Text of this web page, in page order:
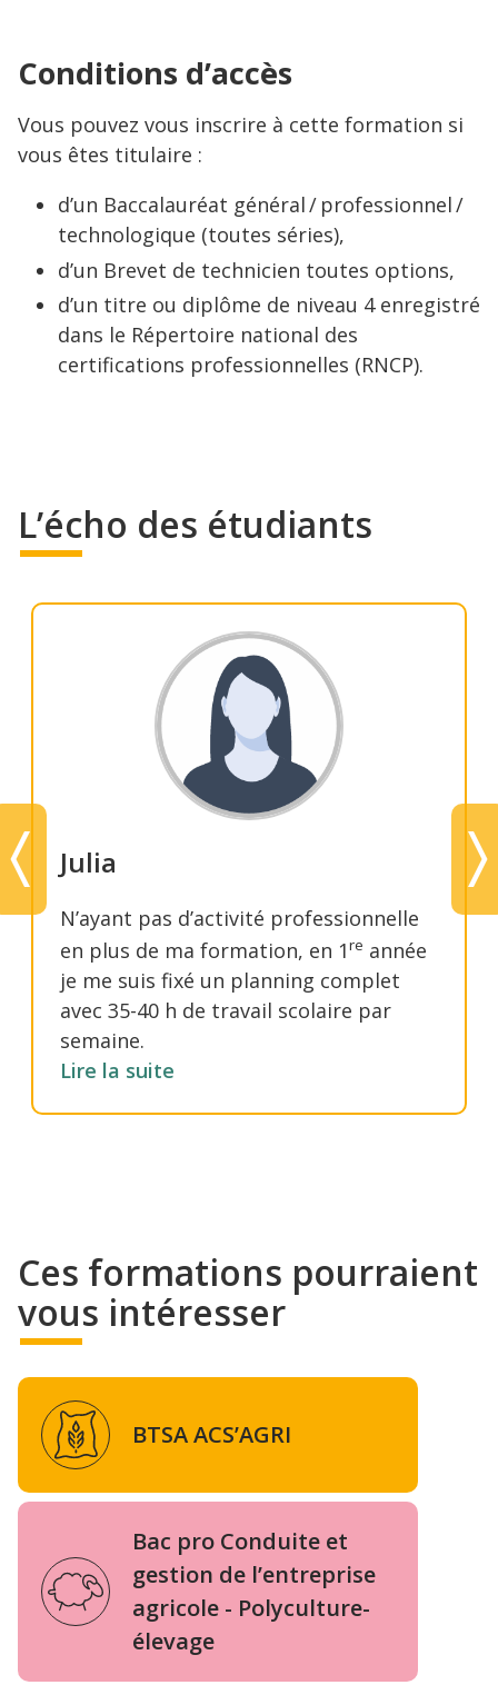
Conditions d’accès
Vous pouvez vous inscrire à cette formation si
vous êtes titulaire :
d’un Baccalauréat général / professionnel /
technologique (toutes séries),
d’un Brevet de technicien toutes options,
d’un titre ou diplôme de niveau 4 enregistré
dans le Répertoire national des
certifications professionnelles (RNCP).
L’écho des étudiants
Julia
N’ayant pas d’activité professionnelle
en plus de ma formation, en 1re année
je me suis fixé un planning complet
avec 35-40 h de travail scolaire par
semaine.
Lire la suite
Ces formations pourraient
vous intéresser
BTSA ACS’AGRI
Bac pro Conduite et
gestion de l’entreprise
agricole - Polyculture-
élevage